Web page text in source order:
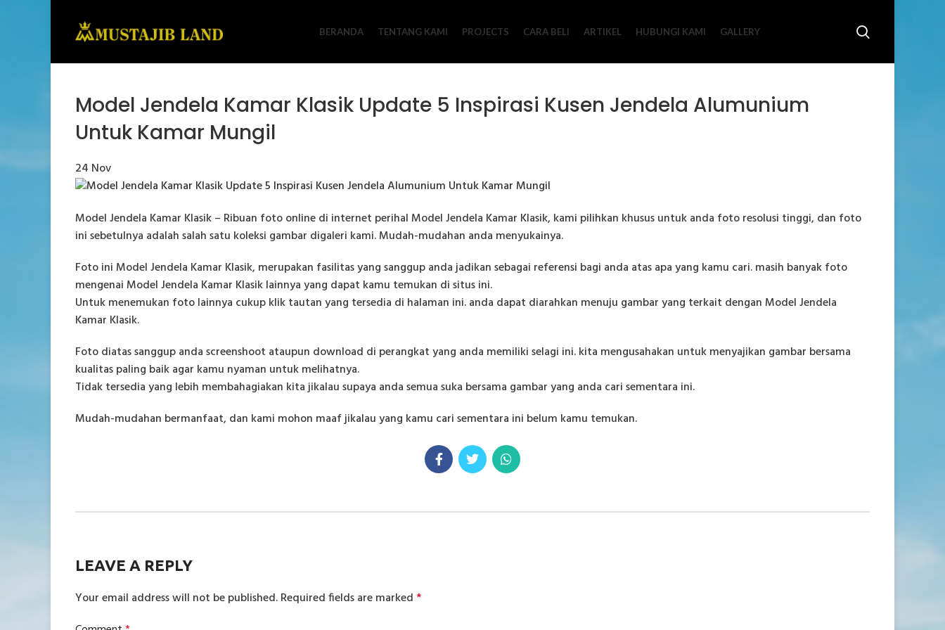
BERANDA TENTANG KAMI PROJECTS CARA BELI ARTIKEL HUBUNGI KAMI GALLERY
Model Jendela Kamar Klasik Update 5 Inspirasi Kusen Jendela Alumunium
Untuk Kamar Mungil
24 Nov
Model Jendela Kamar Klasik – Ribuan foto online di internet perihal Model Jendela Kamar Klasik, kami pilihkan khusus untuk anda foto resolusi tinggi, dan foto
ini sebetulnya adalah salah satu koleksi gambar digaleri kami. Mudah-mudahan anda menyukainya.
Foto ini Model Jendela Kamar Klasik, merupakan fasilitas yang sanggup anda jadikan sebagai referensi bagi anda atas apa yang kamu cari. masih banyak foto
mengenai Model Jendela Kamar Klasik lainnya yang dapat kamu temukan di situs ini.
Untuk menemukan foto lainnya cukup klik tautan yang tersedia di halaman ini. anda dapat diarahkan menuju gambar yang terkait dengan Model Jendela
Kamar Klasik.
Foto diatas sanggup anda screenshoot ataupun download di perangkat yang anda memiliki selagi ini. kita mengusahakan untuk menyajikan gambar bersama
kualitas paling baik agar kamu nyaman untuk melihatnya.
Tidak tersedia yang lebih membahagiakan kita jikalau supaya anda semua suka bersama gambar yang anda cari sementara ini.
Mudah-mudahan bermanfaat, dan kami mohon maaf jikalau yang kamu cari sementara ini belum kamu temukan.
LEAVE A REPLY
Your email address will not be published.Required fields are marked*